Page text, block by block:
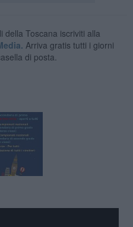
della Toscana iscriviti alla
Arriva gratis tutti i giorni
di posta.